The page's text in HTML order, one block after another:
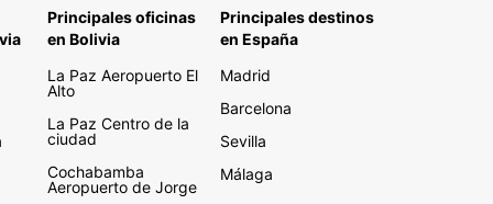
Principales oficinas
en Bolivia
La Paz Aeropuerto El
Alto
La Paz Centro de la
ciudad
Cochabamba
Aeropuerto de Jorge
Principales destinos
en España
Madrid
Barcelona
Sevilla
Málaga